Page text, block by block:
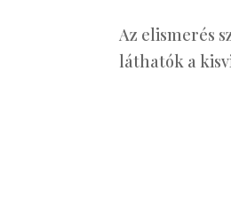
Az elismerés
láthatók a